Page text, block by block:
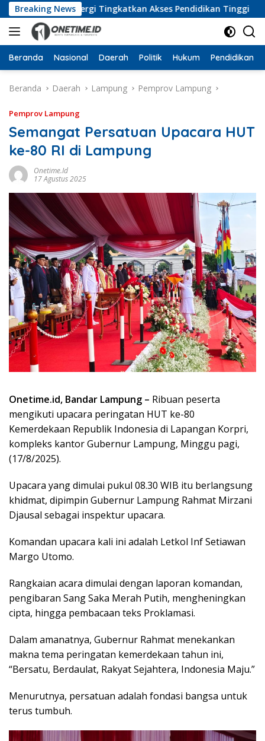
Langsung
ke
konten
Breaking News
Sinergi Tingkatkan Akses Pendidikan Tinggi
Beranda Nasional Daerah Politik Hukum Pendidikan
Beranda Daerah Lampung Pemprov Lampung
Pemprov Lampung
Semangat Persatuan Upacara HUT
ke-80 RI di Lampung
Onetime.id
17 Agustus 2025
Onetime.id, Bandar Lampung – Ribuan peserta
mengikuti upacara peringatan HUT ke-80
Kemerdekaan Republik Indonesia di Lapangan Korpri,
kompleks kantor Gubernur Lampung, Minggu pagi,
(17/8/2025).
Upacara yang dimulai pukul 08.30 WIB itu berlangsung
khidmat, dipimpin Gubernur Lampung Rahmat Mirzani
Djausal sebagai inspektur upacara.
Komandan upacara kali ini adalah Letkol Inf Setiawan
Margo Utomo.
Rangkaian acara dimulai dengan laporan komandan,
pengibaran Sang Saka Merah Putih, mengheningkan
cipta, hingga pembacaan teks Proklamasi.
Dalam amanatnya, Gubernur Rahmat menekankan
makna tema peringatan kemerdekaan tahun ini,
“Bersatu, Berdaulat, Rakyat Sejahtera, Indonesia Maju.”
Menurutnya, persatuan adalah fondasi bangsa untuk
terus tumbuh.